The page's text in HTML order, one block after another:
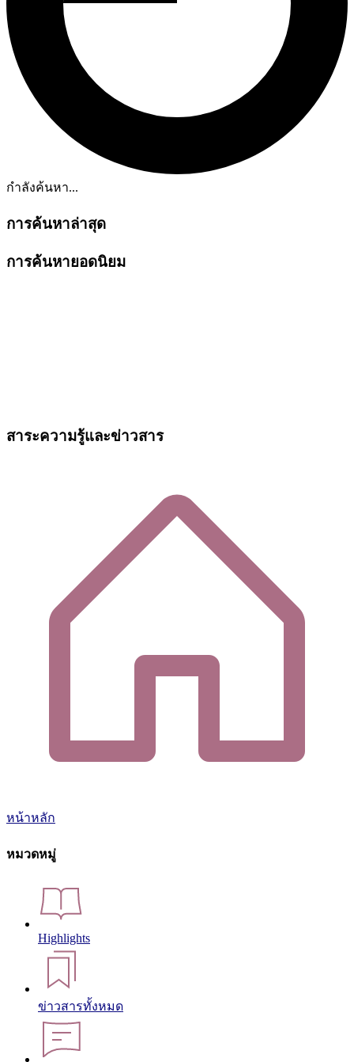
กำลังค้นหา...
การค้นหาล่าสุด
การค้นหายอดนิยม
สาระความรู้และข่าวสาร
หน้าหลัก
หมวดหมู่
Highlights
ข่าวสารทั้งหมด